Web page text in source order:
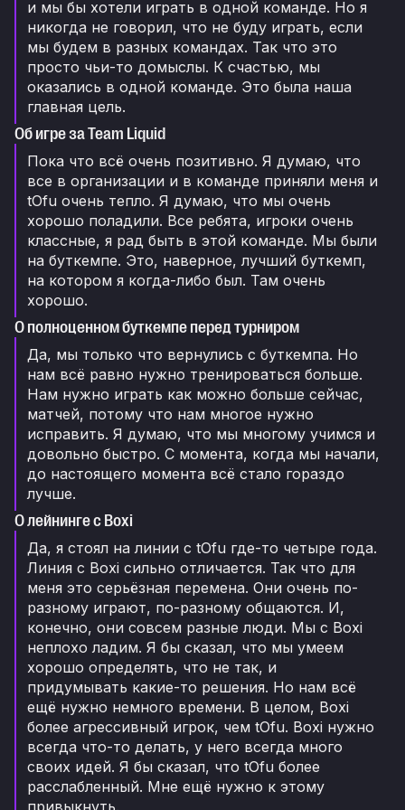
и мы бы хотели играть в одной команде. Но я
никогда не говорил, что не буду играть, если
мы будем в разных командах. Так что это
просто чьи-то домыслы. К счастью, мы
оказались в одной команде. Это была наша
главная цель.
Об игре за Team Liquid
Пока что всё очень позитивно. Я думаю, что
все в организации и в команде приняли меня и
tOfu очень тепло. Я думаю, что мы очень
хорошо поладили. Все ребята, игроки очень
классные, я рад быть в этой команде. Мы были
на буткемпе. Это, наверное, лучший буткемп,
на котором я когда-либо был. Там очень
хорошо.
О полноценном буткемпе перед турниром
Да, мы только что вернулись с буткемпа. Но
нам всё равно нужно тренироваться больше.
Нам нужно играть как можно больше сейчас,
матчей, потому что нам многое нужно
исправить. Я думаю, что мы многому учимся и
довольно быстро. С момента, когда мы начали,
до настоящего момента всё стало гораздо
лучше.
О лейнинге с Boxi
Да, я стоял на линии с tOfu где-то четыре года.
Линия с Boxi сильно отличается. Так что для
меня это серьёзная перемена. Они очень по-
разному играют, по-разному общаются. И,
конечно, они совсем разные люди. Мы с Boxi
неплохо ладим. Я бы сказал, что мы умеем
хорошо определять, что не так, и
придумывать какие-то решения. Но нам всё
ещё нужно немного времени. В целом, Boxi
более агрессивный игрок, чем tOfu. Boxi нужно
всегда что-то делать, у него всегда много
своих идей. Я бы сказал, что tOfu более
расслабленный. Мне ещё нужно к этому